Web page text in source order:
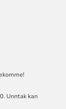
Unntak kan